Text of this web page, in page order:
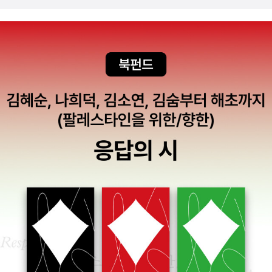
럼 거친 언어가 있다는 걸 알았다. 피의자에게 같은 방식으로 대화를
재미가 있다.미와는 같은 반 친구 에이치가 등교하지 않는 일을 알게
되고 나오토에게 도움을 청한다. 에이치는 점점 말을 하지 않게 되고,
‘자기 방’에서 나오지 않게 되었다. 어린 소년에게 무슨 일이 있었던
것일까. 동시에 이 이야기는 어린아이의 말이 얼마나 신뢰성을 가지
며 법정 증거가 될 수 있는지 되물으면서, 정신적 질환을 앓는 아이가
하는 말의 깊이를 생각한다. 우연히 살인사건의 목격자가 된 소년은
점점 더 깊이 ‘자기 방’으로 숨어든다. 나오토와 미와, 루미 씨는 소년
이해하고 공감하려는 노력이야말로 진정한 대화라는 것을 증명하며,
이들은 듣지 못하고 말하지 못하는 이들과 마음으로 대화하는 법이
얼마나 중요한지 증명한다. 특히 소리를 들을 수 있지만 말하지 못하
는 함묵증(緘默症)이 있는 에이치에게 수화를 알려주는 일이 어떤
의미인지 보여준다.시간이 지나도 여전했다.장애를 가지고 있지 않은
현을 쓰는 경우가 많았다.이에 대해 들리지 않는 사람들은 스스로를
농아인에서 ‘아=말하지 못하는 것을 의미’를 뺀 것은 자신들은 들리
지 않지만 말할 수 있다는 의지를 표명한 것이다. 그리고 그 반대는
‘건청인’이라고 하지 않고 ‘청인’이라고 말한다. 단순히 ‘들리는 사
람’이라는 의미이다. 예전에는 농아인이라고 표현했다. 농아인 또는
청각장애인이라고 표현하는 게 익숙해 있다가 다시금 장애인을 지칭
하는 말의 표현에 대해서도 주의를 기울여야겠다는 생각이 들었다.
장애인이라고만 바라보는데 그것이 아니라 ‘독자적인 언어와 문화를
가진 집단’이라고 말한다. 그들은 들리지는 않지만 자신들만의 ‘언
어’를 가지고 있다. 그렇다. 그렇다. 그들은 들리지는 않을지언정 말하
지 못하는 이들이 아니라는 사실이 명쾌하게 다가왔다. 다만, 소설 속
에서도 나왔듯이 여기에도 여전히 갈등이 있다는 점이 안타깝다. 각
지경이다. 사순이 사순같지 않아.
생긴다. 이걸 어찌해야 하나. 우연히 건축가에
관한 에세이를 읽은 후 건축에 관심이 생겼다. 나는 옛사람이라 학교
수업시간에 내가 살 집을 어떻게 만들 것인가에 대한 도면그리기도
했었던 것으로 기억하는데 그때만해도 그냥 넓은 거실과 더 넓은 마
당에 방 하나 있으면 좋겠다,는 단순한 생각뿐이었는데. 건축이라는
것이 그저 보기 좋게만 짓는 것이 아니라 그 모습이 드러내는 의미와
부터 집의 구조와 인테리어와 기타등등의 것들이 자꾸만 눈에 띄게
되었다. 물론 모든 것을 다 이해할수는 없지만. 3월8일은 세계여성
의 날. 이십여년전부터 내게는 3월 8일이면 당연히 먼저떠오르는 말
이 되었다. 양성평등이라는 말이 회자되기는 하지만 여전히 남녀의
차이와 차별에 대해 구분하지 못하는 경우가 넘쳐흐르고 있다. 그건